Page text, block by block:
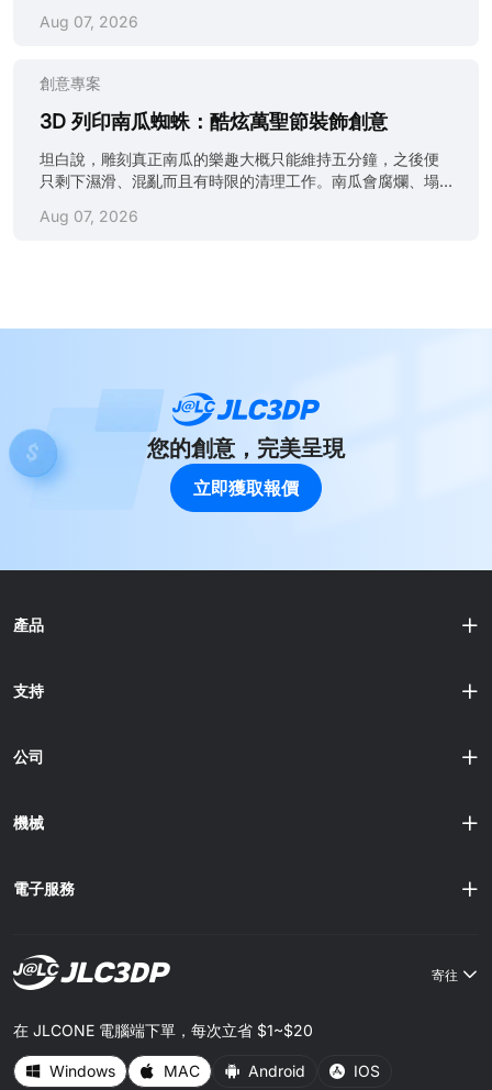
不穩定，或今年不想花時間反覆調整設定，可以把檔案傳送
給 JLC3DP。我們會處理列印、清理及表面加工，讓你把時
詭異的萬聖節設計嗎？立即把 3D 模型上載至 JLC3DP，即
優惠券。分享創意、啟發社群，同時節省下單費用。 順帶一
讀《列印你的......
放下模板，認真投入雕塑創作，實現真正獨特的3D 南瓜雕刻
受到雙手與工具限制，但3D 南瓜雕刻設計帶來真正的創作自
由。你可以扭轉幾何形狀、建立深度層次，並塑造比刀具更
銳利的細節。想像一個內部發光、表面透出半透明脈絡的南
一次列印完成。 3D 南瓜雕刻的核心是設計深度。你正在以
數碼方式雕塑光線與陰影，所運用的藝術原理與傳統雕塑相
同，只是把成果轉化為 STL 格式。無論使用 Blender、
ZBrush 還是 Fusion 360，目標都一樣：建立一個在亮燈後
Aug 07, 2026
創意專案
3D 列印南瓜蜘蛛：酷炫萬聖節裝飾創意
坦白說，雕刻真正南瓜的樂趣大概只能維持五分鐘，之後便
只剩下濕滑、混亂而且有時限的清理工作。南瓜會腐爛、塌
蛛既能避開這些麻煩，也能釋放更多創意。你可以製作南瓜
印速度快。試想一下：南瓜頭加上活動式蜘蛛腿，正是完美
節，不妨告別混亂的雕刻方式，改用數碼製作。透過
JLC3DP，你可以製作包含尖牙、蜘蛛網等細節的客製化 3D
列印南瓜蜘蛛，全程毋須拿起雕刻刀。立即取得免費報價。
告別雕刻刀：3D 列印為甚麼更適合萬聖節？ 細節與精度 試
過用廚房刀在南瓜上雕出八條蜘蛛腿嗎？答案不言而喻。無
論雙手多麼穩定，傳統雕刻始終會限制創意。使用 3D 列印
Aug 07, 2026
您的創意，完美呈現
立即獲取報價
產品
支持
公司
機械
電子服務
寄往
在 JLCONE 電腦端下單，每次立省 $1~$20
Windows MAC Android IOS